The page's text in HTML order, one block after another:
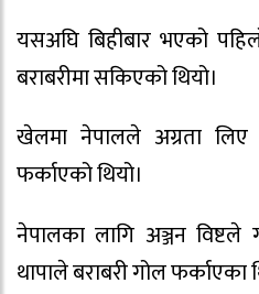
यसअघि बिहीबार भएको
बराबरीमा सकिएको थियो।
खेलमा नेपालले अग्रता लिए
फर्काएको थियो।
नेपालका लागि अञ्जन विष्टले
थापाले बराबरी गोल फर्काएका